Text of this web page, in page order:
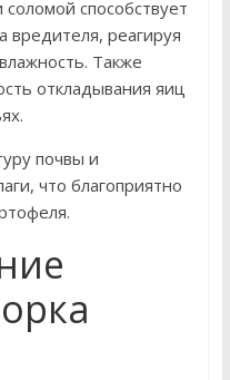
способствует
реагируя
Также
откладывания яиц
почвы и
что благоприятно